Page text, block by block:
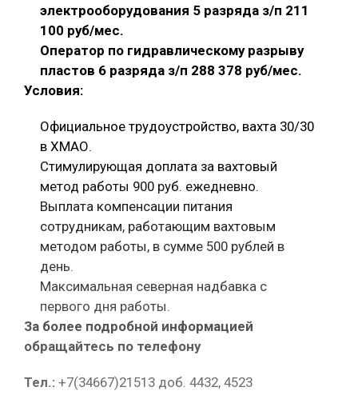
электрооборудования 5 разряда з/п 211
100 руб/мес.
Оператор по гидравлическому разрыву
пластов 6 разряда з/п 288 378 руб/мес.
Условия:
Официальное трудоустройство, вахта 30/30
в ХМАО.
Стимулирующая доплата за вахтовый
метод работы 900 руб. ежедневно.
Выплата компенсации питания
сотрудникам, работающим вахтовым
методом работы, в сумме 500 рублей в
день.
Максимальная северная надбавка с
первого дня работы.
За более подробной информацией
обращайтесь по телефону
Тел.: +7(34667)21513 доб. 4432, 4523